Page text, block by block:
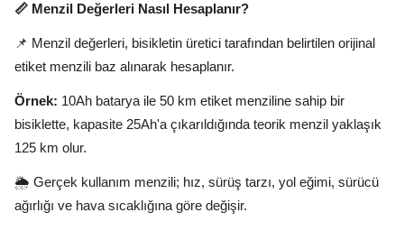
📏 Menzil Değerleri Nasıl Hesaplanır?
📌 Menzil değerleri, bisikletin üretici tarafından belirtilen orijinal
etiket menzili baz alınarak hesaplanır.
Örnek: 10Ah batarya ile 50 km etiket menziline sahip bir
bisiklette, kapasite 25Ah'a çıkarıldığında teorik menzil yaklaşık
125 km olur.
🌦️ Gerçek kullanım menzili; hız, sürüş tarzı, yol eğimi, sürücü
ağırlığı ve hava sıcaklığına göre değişir.